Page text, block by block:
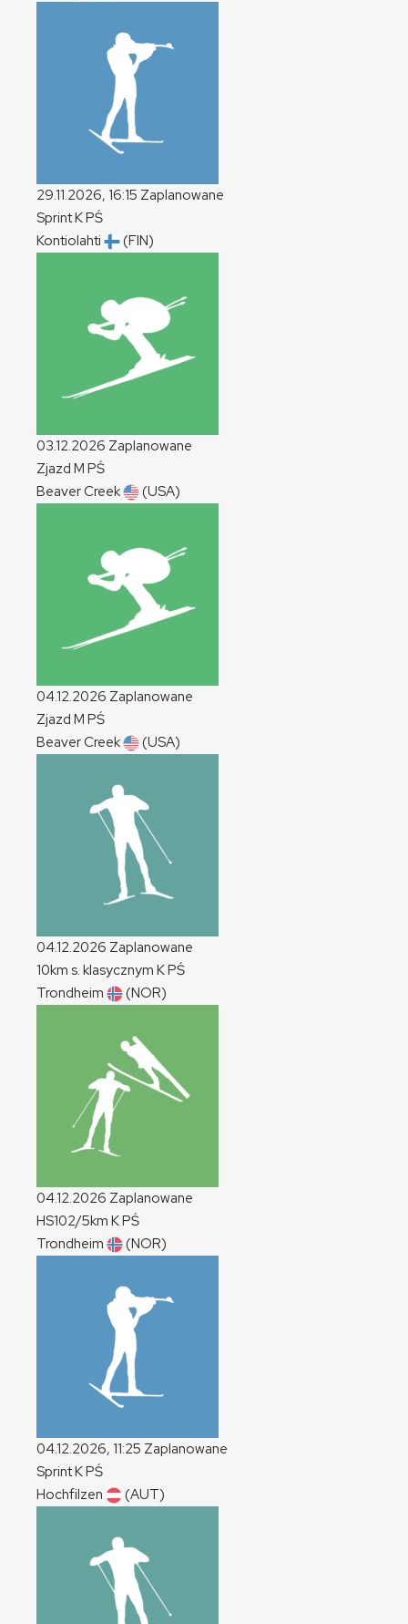
29.11.2026, 16:15 Zaplanowane
SprintKPŚ
Kontiolahti
(FIN)
03.12.2026 Zaplanowane
Zjazd M PŚ
Beaver Creek
(USA)
04.12.2026 Zaplanowane
Zjazd M PŚ
Beaver Creek
(USA)
04.12.2026 Zaplanowane
10km s. klasycznym KPŚ
Trondheim
(NOR)
04.12.2026 Zaplanowane
HS102/5km KPŚ
Trondheim
(NOR)
04.12.2026, 11:25 Zaplanowane
SprintKPŚ
Hochfilzen
(AUT)